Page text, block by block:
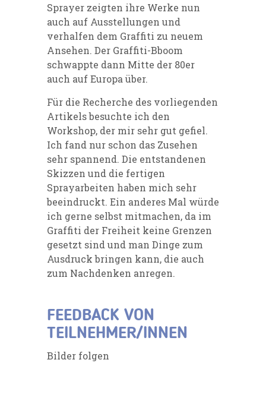
Sprayer zeigten ihre Werke nun
auch auf Ausstellungen und
verhalfen dem Graffiti zu neuem
Ansehen. Der Graffiti-Bboom
schwappte dann Mitte der 80er
auch auf Europa über.
Für die Recherche des vorliegenden
Artikels besuchte ich den
Workshop, der mir sehr gut gefiel.
Ich fand nur schon das Zusehen
sehr spannend. Die entstandenen
Skizzen und die fertigen
Sprayarbeiten haben mich sehr
beeindruckt. Ein anderes Mal würde
ich gerne selbst mitmachen, da im
Graffiti der Freiheit keine Grenzen
gesetzt sind und man Dinge zum
Ausdruck bringen kann, die auch
zum Nachdenken anregen.
FEEDBACK VON
TEILNEHMER/INNEN
Bilder folgen